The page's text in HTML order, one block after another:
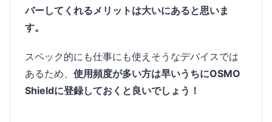
バーしてくれるメリットは大いにあると思いま
す。
スペック的にも仕事にも使えそうなデバイスでは
あるため、 使用頻度が多い方は早いうちにOSMO
Shieldに登録しておくと良いでしょう！